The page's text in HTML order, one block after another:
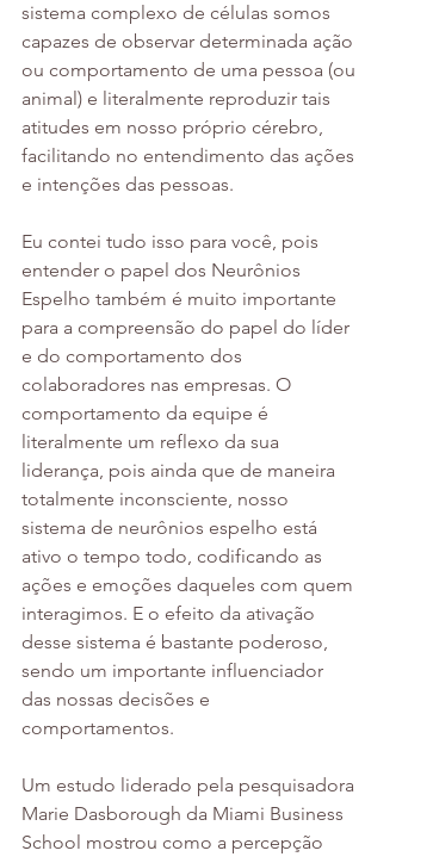
sistema complexo de células somos
capazes de observar determinada ação
ou comportamento de uma pessoa (ou
animal) e literalmente reproduzir tais
atitudes em nosso próprio cérebro,
facilitando no entendimento das ações
e intenções das pessoas.
Eu contei tudo isso para você, pois
entender o papel dos Neurônios
Espelho também é muito importante
para a compreensão do papel do líder
e do comportamento dos
colaboradores nas empresas. O
comportamento da equipe é
literalmente um reflexo da sua
liderança, pois ainda que de maneira
totalmente inconsciente, nosso
sistema de neurônios espelho está
ativo o tempo todo, codificando as
ações e emoções daqueles com quem
interagimos. E o efeito da ativação
desse sistema é bastante poderoso,
sendo um importante influenciador
das nossas decisões e
comportamentos.
Um estudo liderado pela pesquisadora
Marie Dasborough da Miami Business
School mostrou como a percepção